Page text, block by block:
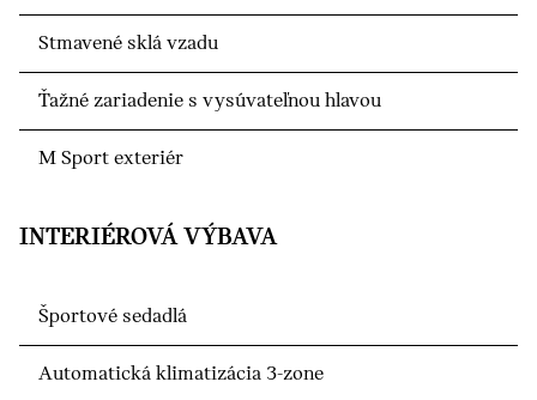
Stmavené sklá vzadu
Ťažné zariadenie s vysúvateľnou hlavou
M Sport exteriér
INTERIÉROVÁ VÝBAVA
Športové sedadlá
Automatická klimatizácia 3-zone